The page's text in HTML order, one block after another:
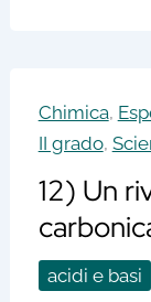
Chimica,
II grado,
12) Un
acidi e basi